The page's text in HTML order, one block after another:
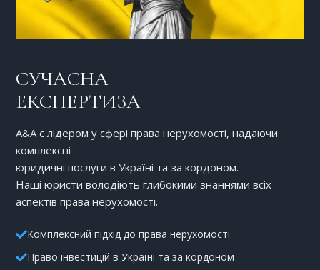
СУЧАСНА
ЕКСПЕРТИЗА
A&A є лідером у сфері права нерухомості, надаючи
комплексні
юридичні послуги в Україні та за кордоном.
Наші юристи володіють глибокими знаннями всіх
аспектів права нерухомості.
Комплексний підхід до права нерухомості
Право інвестицій в Україні та за кордоном